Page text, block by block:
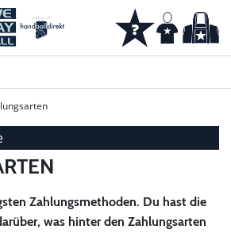
Zahlungsmethoden. Du hast die
was hinter den Zahlungsarten